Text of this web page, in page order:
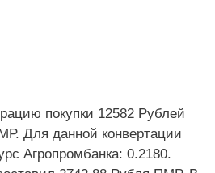
покупки 12582 Рублей
Для данной конвертации
Агропромбанка: 0.2180.